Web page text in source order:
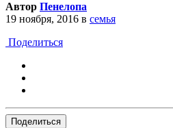
Автор Пенелопа
19 ноября, 2016 в семья
Поделиться
Поделиться